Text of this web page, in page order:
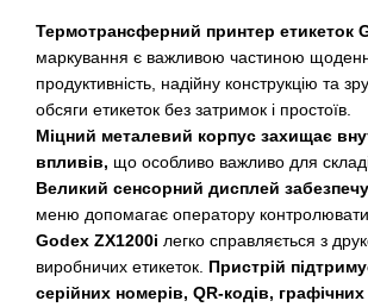
Термотрансферний принтер етикеток
маркування є важливою частиною
продуктивність, надійну конструкцію та
обсяги етикеток без затримок і простоїв.
Міцний металевий корпус захищає
впливів, що особливо важливо для
Великий сенсорний дисплей
меню допомагає оператору
Godex ZX1200i легко справляється з
виробничих етикеток. Пристрій
серійних номерів, QR-кодів,